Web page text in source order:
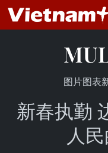
图片图表
新春执勤
人